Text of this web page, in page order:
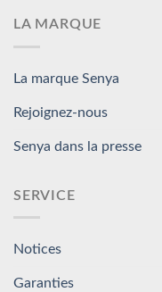
LA MARQUE
La marque Senya
Rejoignez-nous
Senya dans la presse
SERVICE
Notices
Garanties